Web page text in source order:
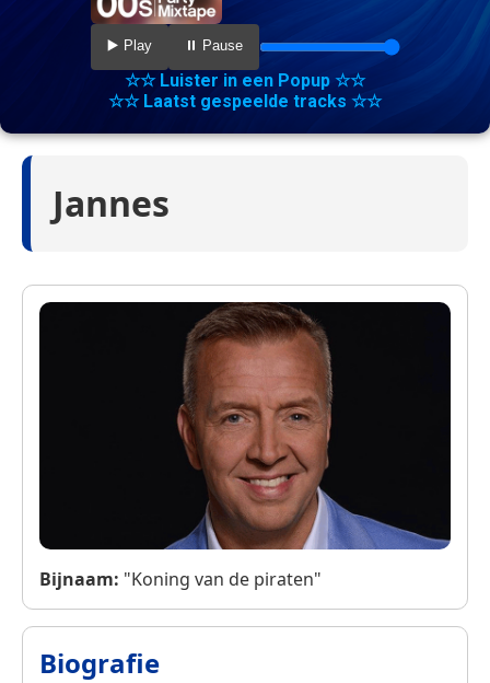
▶️ Play ⏸️ Pause
☆☆ Luister in een Popup ☆☆
☆☆ Laatst gespeelde tracks ☆☆
Jannes
Bijnaam: "Koning van de piraten"
Biografie